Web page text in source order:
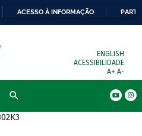
ACESSO À INFORMAÇÃO
ENGLISH
ACESSIBILIDADE
A+ A-